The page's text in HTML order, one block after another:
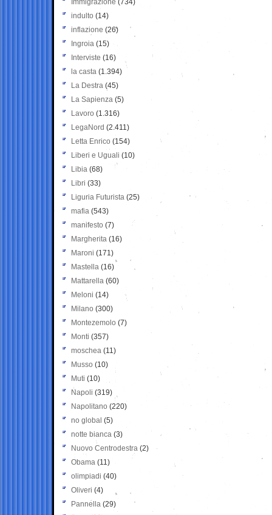
Immigrazione (734)
indulto (14)
inflazione (26)
Ingroia (15)
Interviste (16)
la casta (1.394)
La Destra (45)
La Sapienza (5)
Lavoro (1.316)
LegaNord (2.411)
Letta Enrico (154)
Liberi e Uguali (10)
Libia (68)
Libri (33)
Liguria Futurista (25)
mafia (543)
manifesto (7)
Margherita (16)
Maroni (171)
Mastella (16)
Mattarella (60)
Meloni (14)
Milano (300)
Montezemolo (7)
Monti (357)
moschea (11)
Musso (10)
Muti (10)
Napoli (319)
Napolitano (220)
no global (5)
notte bianca (3)
Nuovo Centrodestra (2)
Obama (11)
olimpiadi (40)
Oliveri (4)
Pannella (29)